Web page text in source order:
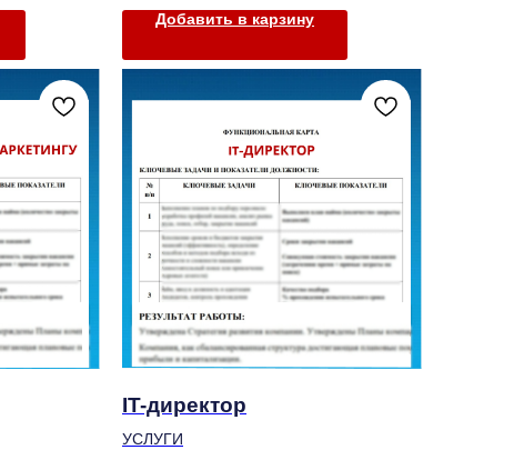
Добавить в карзину
IT-директор
УСЛУГИ